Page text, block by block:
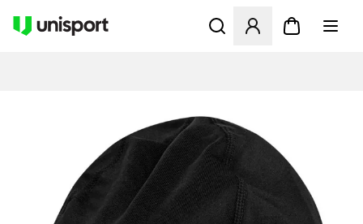
Åbner en Modal til at